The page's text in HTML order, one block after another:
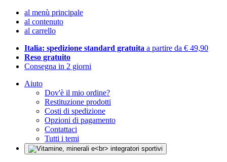
al menù principale
al contenuto
al carrello
Italia: spedizione standard gratuita a partire da € 49,90
Reso gratuito
Consegna in 2 giorni
Aiuto
Dov'è il mio ordine?
Restituzione prodotti
Costi di spedizione
Opzioni di pagamento
Contattaci
Tutti i temi